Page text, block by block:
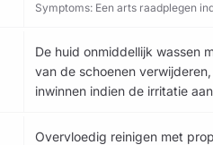
Symptoms: Een arts raadplegen
De huid onmiddellijk wassen
van de schoenen
inwinnen indien de irritatie
Overvloedig reinigen met